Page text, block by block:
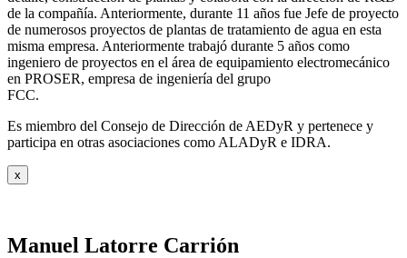
de la compañía. Anteriormente, durante 11 años fue Jefe de proyecto
de numerosos proyectos de plantas de tratamiento de agua en esta
misma empresa. Anteriormente trabajó durante 5 años como
ingeniero de proyectos en el área de equipamiento electromecánico
en PROSER, empresa de ingeniería del grupo
FCC.
Es miembro del Consejo de Dirección de AEDyR y pertenece y
participa en otras asociaciones como ALADyR e IDRA.
x
Manuel Latorre Carrión